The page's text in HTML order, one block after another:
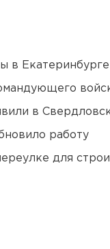
в
в
работу
для